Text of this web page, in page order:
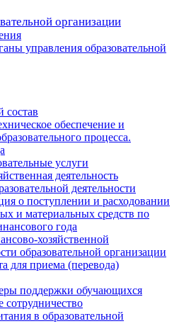
организации
управления образовательной
состав
обеспечение и
процесса.
услуги
деятельность
деятельности
о поступлении и расходовании
и материальных средств по
года
хозяйственной
образовательной организации
для приема (перевода)
поддержки обучающихся
в образовательной